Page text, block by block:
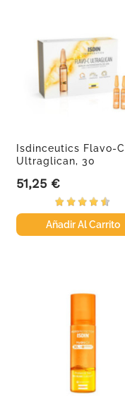
Isdinceutics Flavo-C
Ultraglican, 30
Precio
51,25 €
Añadir Al Carrito